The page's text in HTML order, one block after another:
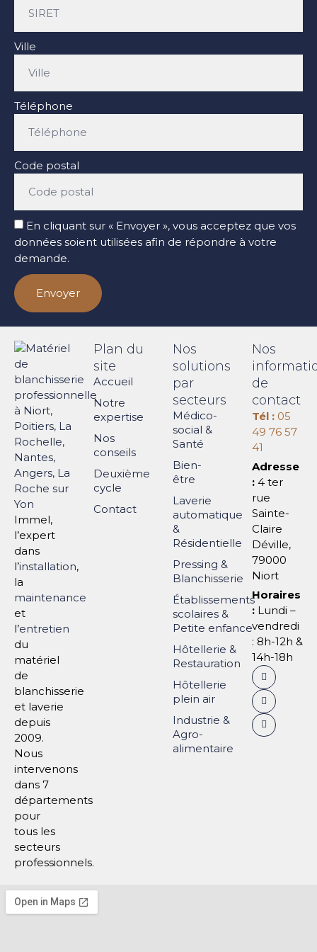
Ville
Téléphone
Code postal
En cliquant sur « Envoyer », vous acceptez que vos
données soient utilisées afin de répondre à votre
demande.
Envoyer
Immel,
l’expert
dans
l’installation,
la
maintenance
et
l’entretien
du
matériel
de
blanchisserie
et laverie
depuis
2009.
Nous
intervenons
dans 7
départements
pour
tous les
secteurs
professionnels.
Plan du
site
Accueil
Notre
expertise
Nos
conseils
Deuxième
cycle
Contact
Nos
solutions
par
secteurs
Médico-
social &
Santé
Bien-
être
Laverie
automatique
&
Résidentielle
Pressing &
Blanchisserie
Établissements
scolaires &
Petite enfance
Hôtellerie &
Restauration
Hôtellerie
plein air
Industrie &
Agro-
alimentaire
Nos
de
contact
Tél : 05
49 76 57
41
Adresse
: 4 ter
rue
Sainte-
Claire
Déville,
79000
Niort
Horaires
: Lundi –
vendredi
: 8h-12h &
14h-18h